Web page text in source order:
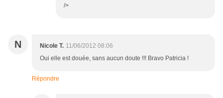
/>
N Nicole T. 11/06/2012 08:06
Oui elle est douée, sans aucun doute !!! Bravo Patricia !
Répondre